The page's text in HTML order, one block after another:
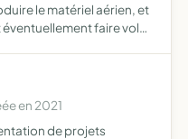
le matériel aérien, et
faire voler
en 2021
de projets